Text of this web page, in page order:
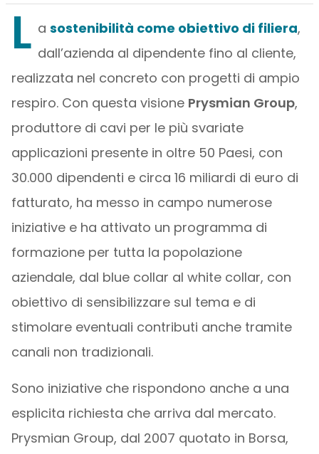
L a sostenibilità come obiettivo di filiera,
dall’azienda al dipendente fino al cliente,
realizzata nel concreto con progetti di ampio
respiro. Con questa visione Prysmian Group,
produttore di cavi per le più svariate
applicazioni presente in oltre 50 Paesi, con
30.000 dipendenti e circa 16 miliardi di euro di
fatturato, ha messo in campo numerose
iniziative e ha attivato un programma di
formazione per tutta la popolazione
aziendale, dal blue collar al white collar, con
obiettivo di sensibilizzare sul tema e di
stimolare eventuali contributi anche tramite
canali non tradizionali.
Sono iniziative che rispondono anche a una
esplicita richiesta che arriva dal mercato.
Prysmian Group, dal 2007 quotato in Borsa,